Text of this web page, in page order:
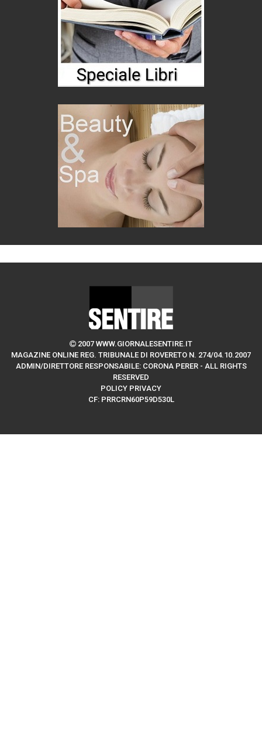
2007 WWW.GIORNALESENTIRE.IT
MAGAZINE ONLINE REG. TRIBUNALE DI ROVERETO N. 274/04.10.2007
ADMIN/DIRETTORE RESPONSABILE: CORONA PERER - ALL RIGHTS
RESERVED
POLICY PRIVACY
CF: PRRCRN60P59D530L